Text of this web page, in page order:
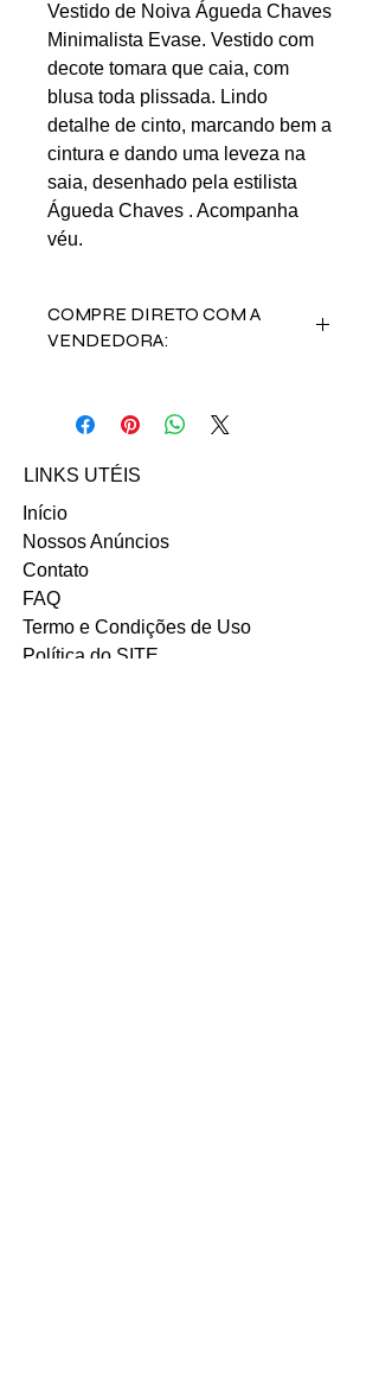
Vestido de Noiva Águeda Chaves
Minimalista Evase. Vestido com
decote tomara que caia, com
blusa toda plissada. Lindo
detalhe de cinto, marcando bem a
cintura e dando uma leveza na
saia, desenhado pela estilista
Águeda Chaves . Acompanha
véu.
COMPRE DIRETO COM A
VENDEDORA:
da vendedora Aline Fernandes ou
no contato abaixo:
Email: Alinecarneirof@gmail.com
LINKS UTÉIS
Início
Nossos Anúncios
Contato
FAQ
Termo e Condições de Uso
Política do SITE